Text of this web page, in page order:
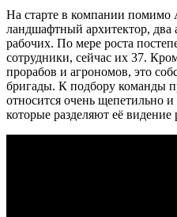
На старте в компании
ландшафтный архитектор, два
рабочих. По мере роста
сотрудники, сейчас их 37.
прорабов и агрономов, это
бригады. К подбору команды
относится очень щепетильно
которые разделяют её видение